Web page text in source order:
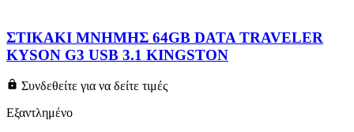
ΣΤΙΚΑΚΙ ΜΝΗΜΗΣ 64GB DATA TRAVELER
KYSON G3 USB 3.1 KINGSTON
Συνδεθείτε για να δείτε τιμές
Εξαντλημένο